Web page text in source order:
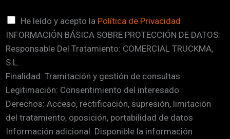
o
d
e
m
o
s
a
s
i
l
l
a
s
d
He leído y acepto la Política de Privacidad
INFORMACIÓN BÁSICA SOBRE PROTECCIÓN DE DATOS:
Responsable Del Tratamiento: COMERCIAL TRUCKMA,
S.L.
Finalidad: Tramitación y gestión de consultas
Legitimación: Consentimiento del interesado
Derechos: Acceso, rectificación, supresión, limitación
del tratamiento, oposición, portabilidad de datos
Información adicional: Disponible la información